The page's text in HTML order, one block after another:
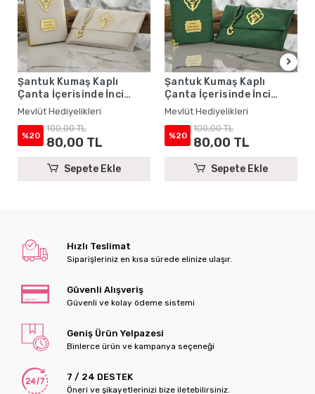
Şantuk Kumaş Kaplı
Çanta İçerisinde İnci
Tesbihli Krem Renkli
Şantuk Yasin Kitabı Seti -
Mevlüt Hediyelikleri
Mevlüt Hediyelikleri
%20
100,00 TL
80,00 TL
Sepete Ekle
Şantuk Kumaş Kaplı
Çanta İçerisinde İnci
Tesbihli Zümrüt Renkli
Şantuk Yasin Kitabı Seti -
Mevlüt Hediyelikleri
Mevlüt Hediyelikleri
%20
100,00 TL
80,00 TL
Sepete Ekle
Hızlı Teslimat
Siparişleriniz en kısa sürede elinize ulaşır.
Güvenli Alışveriş
Güvenli ve kolay ödeme sistemi
Geniş Ürün Yelpazesi
Binlerce ürün ve kampanya seçeneği
7 / 24 DESTEK
Öneri ve şikayetlerinizi bize iletebilirsiniz.